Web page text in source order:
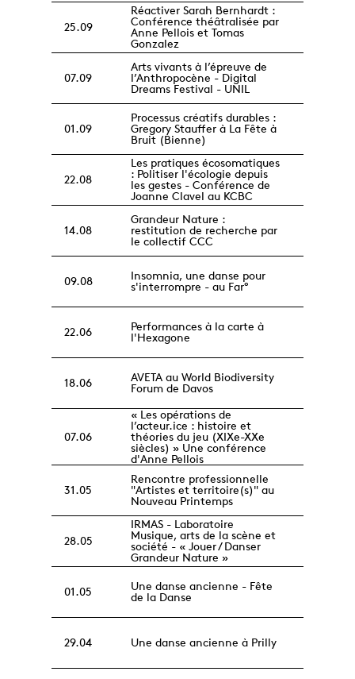
25.09
Réactiver Sarah Bernhardt :
Conférence théâtralisée par
Anne Pellois et Tomas
Gonzalez
07.09
Arts vivants à l’épreuve de
l’Anthropocène - Digital
Dreams Festival - UNIL
01.09
Processus créatifs durables :
Gregory Stauffer à La Fête à
Bruit (Bienne)
22.08
Les pratiques écosomatiques
: Politiser l'écologie depuis
les gestes - Conférence de
Joanne Clavel au KCBC
14.08
Grandeur Nature :
restitution de recherche par
le collectif CCC
09.08
Insomnia, une danse pour
s'interrompre - au Far°
22.06
Performances à la carte à
l'Hexagone
18.06
AVETA au World Biodiversity
Forum de Davos
07.06
« Les opérations de
l’acteur.ice : histoire et
théories du jeu (XIXe-XXe
siècles) » Une conférence
d'Anne Pellois
31.05
Rencontre professionnelle
"Artistes et territoire(s)" au
Nouveau Printemps
28.05
IRMAS - Laboratoire
Musique, arts de la scène et
société - « Jouer / Danser
Grandeur Nature »
01.05
Une danse ancienne - Fête
de la Danse
29.04 Une danse ancienne à Prilly